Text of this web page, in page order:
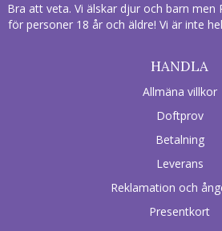
Bra att veta. Vi älskar djur och barn men
för personer 18 år och äldre! Vi är inte
HANDLA
Allmäna villkor
Doftprov
Betalning
Leverans
Reklamation och
Presentkort